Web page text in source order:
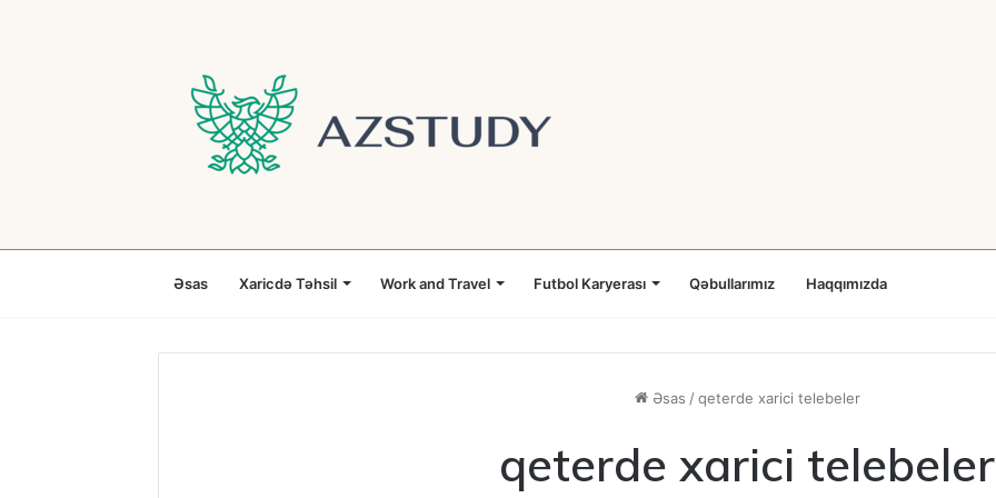
Əsas Xaricdə Təhsil Work and Travel Futbol Karyerası Qəbullarımız Haqqımızda
Əsas / qeterde xarici telebeler
qeterde xarici telebeler